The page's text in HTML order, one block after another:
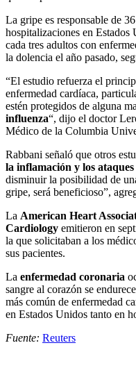
La gripe es responsable de
hospitalizaciones en
cada tres adultos con
la dolencia el año pasado,
“El estudio refuerza el
enfermedad cardíaca,
estén protegidos de alguna
influenza“, dijo el doctor
Médico de la Columbia
Rabbani señaló que otros
la inflamación y los
disminuir la posibilidad de
gripe, será beneficioso”,
La American Heart
Cardiology emitieron en
la que solicitaban a los
sus pacientes.
La enfermedad coronaria
sangre al corazón se
más común de enfermedad
en Estados Unidos tanto en
Fuente: Reuters